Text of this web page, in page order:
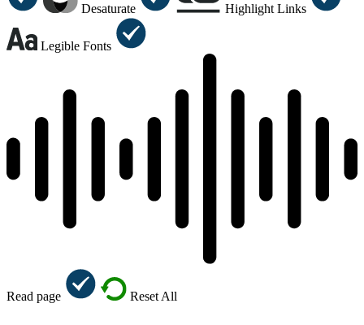
Desaturate Highlight Links
Legible Fonts
Read page Reset All